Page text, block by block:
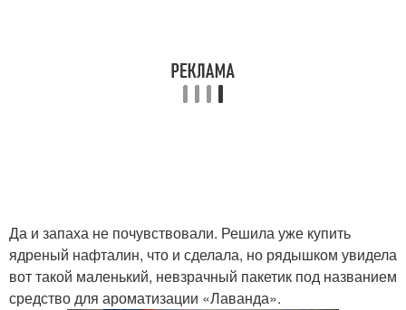
Да и запаха не почувствовали. Решила уже купить
ядреный нафталин, что и сделала, но рядышком увидела
вот такой маленький, невзрачный пакетик под названием
средство для ароматизации «Лаванда».